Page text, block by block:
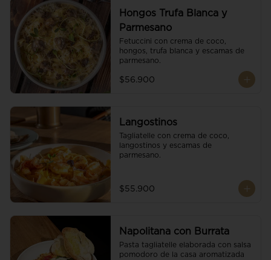
Hongos Trufa Blanca y
Parmesano
Fetuccini con crema de coco,
hongos, trufa blanca y escamas de
parmesano.
$56.900
Langostinos
Tagliatelle con crema de coco,
langostinos y escamas de
parmesano.
$55.900
Napolitana con Burrata
Pasta tagliatelle elaborada con salsa
pomodoro de la casa aromatizada